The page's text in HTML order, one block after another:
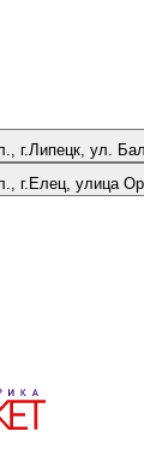
г.Липецк, ул.
г.Елец, улица